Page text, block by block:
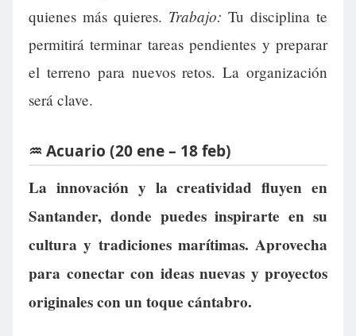
quienes más quieres. Trabajo: Tu disciplina te
permitirá terminar tareas pendientes y preparar
el terreno para nuevos retos. La organización
será clave.
♒ Acuario (20 ene – 18 feb)
La innovación y la creatividad fluyen en
Santander, donde puedes inspirarte en su
cultura y tradiciones marítimas. Aprovecha
para conectar con ideas nuevas y proyectos
originales con un toque cántabro.